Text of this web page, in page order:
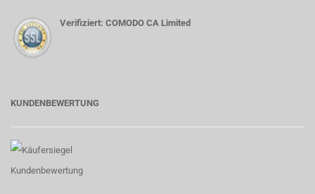
Verifiziert: COMODO CA Limited
KUNDENBEWERTUNG